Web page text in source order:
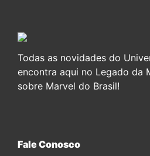
Todas as novidades do
encontra aqui no Legado da
sobre Marvel do Brasil!
Fale Conosco